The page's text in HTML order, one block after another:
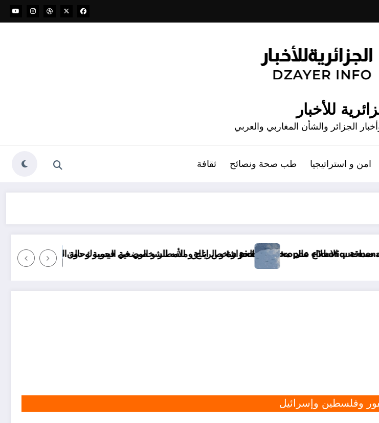
للأخبار
الجزائر والشأن المغاربي والعربي
امن و استراتيجيا طب صحة ونصائح ثقافة
La pire
الحرارة و الرياح و الأمطار و الوضعية الجوية وحالة البحر في الولايات الجزائرية اليوم موعد انخفاض الحرارة في ولايات الجزائر
وفلسطين وإسرائيل